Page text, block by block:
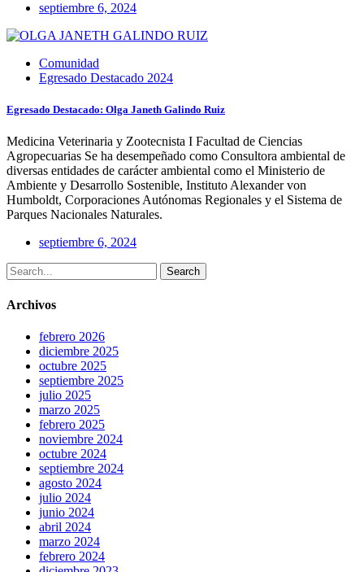
septiembre 6, 2024
Comunidad
Egresado Destacado 2024
Egresado Destacado: Olga Janeth Galindo Ruiz
Medicina Veterinaria y Zootecnista I Facultad de Ciencias
Agropecuarias Se ha desempeñado como Consultora ambiental de
diversas entidades de carácter ambiental como el Ministerio de
Ambiente y Desarrollo Sostenible, Instituto Alexander von
Humboldt, Corporaciones Autónomas Regionales y el Sistema de
Parques Nacionales Naturales.
septiembre 6, 2024
Search
Archivos
febrero 2026
diciembre 2025
octubre 2025
septiembre 2025
julio 2025
marzo 2025
febrero 2025
noviembre 2024
octubre 2024
septiembre 2024
agosto 2024
julio 2024
junio 2024
abril 2024
marzo 2024
febrero 2024